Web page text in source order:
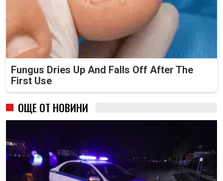
Fungus Dries Up And Falls Off After The
First Use
ОЩЕ ОТ НОВИНИ